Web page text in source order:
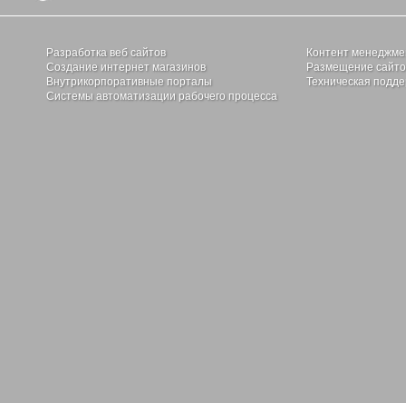
Разработка веб сайтов
Создание интернет магазинов
Внутрикорпоративные порталы
Системы автоматизации рабочего процесса
Контент
Размещение
Техническая